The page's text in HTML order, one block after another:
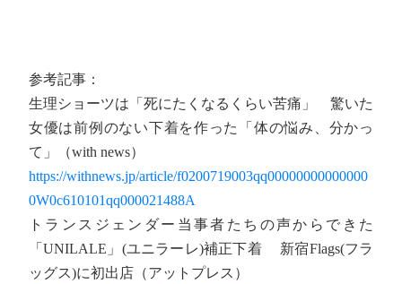
参考記事：
生理ショーツは「死にたくなるくらい苦痛」 驚いた
女優は前例のない下着を作った「体の悩み、分かっ
て」（with news）
https://withnews.jp/article/f0200719003qq00000000000000
0W0c610101qq000021488A
トランスジェンダー当事者たちの声からできた
「UNILALE」(ユニラーレ)補正下着 新宿Flags(フラ
ッグス)に初出店（アットプレス）